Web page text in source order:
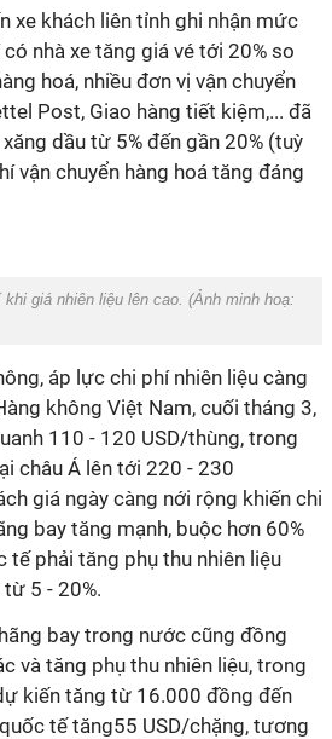
xe khách liên tỉnh ghi nhận mức
nhà xe tăng giá vé tới 20% so
hoá, nhiều đơn vị vận chuyển
Post, Giao hàng tiết kiệm,... đã
dầu từ 5% đến gần 20% (tuỳ
vận chuyển hàng hoá tăng đáng
giá nhiên liệu lên cao. (Ảnh minh hoạ:
áp lực chi phí nhiên liệu càng
không Việt Nam, cuối tháng 3,
110 - 120 USD/thùng, trong
châu Á lên tới 220 - 230
giá ngày càng nới rộng khiến chi
bay tăng mạnh, buộc hơn 60%
tế phải tăng phụ thu nhiên liệu
5 - 20%.
bay trong nước cũng đồng
và tăng phụ thu nhiên liệu, trong
kiến tăng từ 16.000 đồng đến
tế tăng55 USD/chặng, tương